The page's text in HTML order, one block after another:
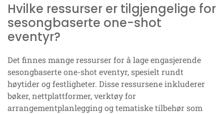
Hvilke ressurser er tilgjengelige for
sesongbaserte one-shot
eventyr?
Det finnes mange ressurser for å lage engasjerende
sesongbaserte one-shot eventyr, spesielt rundt
høytider og festligheter. Disse ressursene inkluderer
bøker, nettplattformer, verktøy for
arrangementplanlegging og tematiske tilbehør som